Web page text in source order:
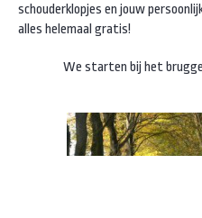
schouderklopjes en jouw
alles helemaal gratis!
We starten bij het